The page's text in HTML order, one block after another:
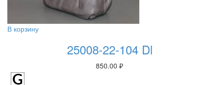
В корзину
25008-22-104 Dl
850.00 ₽